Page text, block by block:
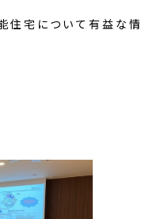
住宅について有益な情